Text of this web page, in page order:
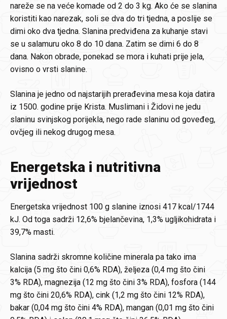
nareže se na veće komade od 2 do 3 kg. Ako će se slanina
koristiti kao narezak, soli se dva do tri tjedna, a poslije se
dimi oko dva tjedna. Slanina predviđena za kuhanje stavi
se u salamuru oko 8 do 10 dana. Zatim se dimi 6 do 8
dana. Nakon obrade, ponekad se mora i kuhati prije jela,
ovisno o vrsti slanine.
Slanina je jedno od najstarijih prerađevina mesa koja datira
iz 1500. godine prije Krista. Muslimani i Židovi ne jedu
slaninu svinjskog porijekla, nego rade slaninu od goveđeg,
ovčjeg ili nekog drugog mesa.
Energetska i nutritivna
vrijednost
Energetska vrijednost 100 g slanine iznosi 417 kcal/1744
kJ. Od toga sadrži 12,6% bjelančevina, 1,3% ugljikohidrata i
39,7% masti.
Slanina sadrži skromne količine minerala pa tako ima
kalcija (5 mg što čini 0,6% RDA), željeza (0,4 mg što čini
3% RDA), magnezija (12 mg što čini 3% RDA), fosfora (144
mg što čini 20,6% RDA), cink (1,2 mg što čini 12% RDA),
bakar (0,04 mg što čini 4% RDA), mangan (0,01 mg što čini